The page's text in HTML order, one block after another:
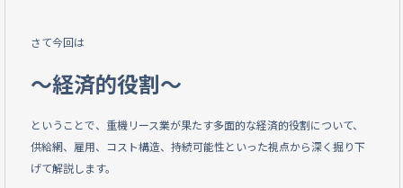
b
o
o
k
さて今回は
～経済的役割～
ということで、重機リース業が果たす多面的な経済的役割について、
供給網、雇用、コスト構造、持続可能性といった視点から深く掘り下
げて解説します。